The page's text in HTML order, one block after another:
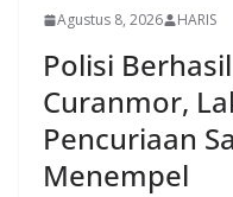
Agustus 8, 2026 HARIS
Polisi
Curanmor,
Pencuriaan
Menempel